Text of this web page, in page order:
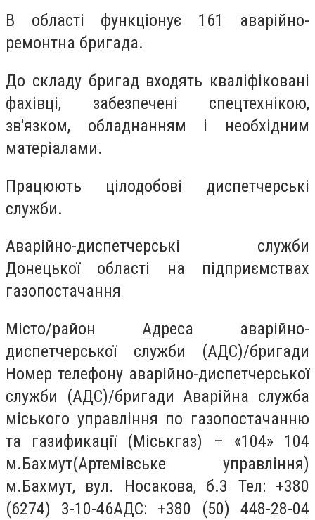
В області функціонує 161 аварійно-
ремонтна бригада.
До складу бригад входять кваліфіковані
фахівці, забезпечені спецтехнікою,
зв'язком, обладнанням і необхідним
матеріалами.
Працюють цілодобові диспетчерські
служби.
Аварійно-диспетчерські служби
Донецької області на підприємствах
газопостачання
Місто/район Адреса аварійно-
диспетчерської служби (АДС)/бригади
Номер телефону аварійно-диспетчерської
служби (АДС)/бригади Аварійна служба
міського управління по газопостачанню
та газификації (Міськгаз) – «104» 104
м.Бахмут(Артемівське управління)
м.Бахмут, вул. Носакова, б.3 Тел: +380
(6274) 3-10-46АДС: +380 (50) 448-28-04